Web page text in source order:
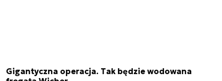
Gigantyczna operacja. Tak będzie wodowana